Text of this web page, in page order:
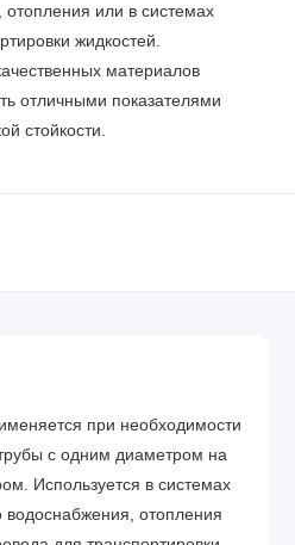
или в системах
жидкостей.
материалов
отличными показателями
стойкости.
при необходимости
с одним диаметром на
Используется в системах
водоснабжения, отопления